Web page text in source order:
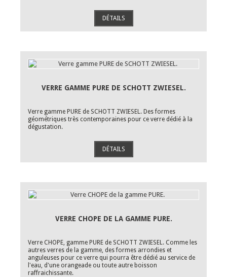
DÉTAILS
VERRE GAMME PURE DE SCHOTT ZWIESEL.
Verre gamme PURE de SCHOTT ZWIESEL. Des formes
géométriques très contemporaines pour ce verre dédié à la
dégustation.
DÉTAILS
VERRE CHOPE DE LA GAMME PURE.
Verre CHOPE, gamme PURE de SCHOTT ZWIESEL. Comme les
autres verres de la gamme, des formes arrondies et
anguleuses pour ce verre qui pourra être dédié au service de
l'eau, d'une orangeade ou toute autre boisson
raffraichissante.